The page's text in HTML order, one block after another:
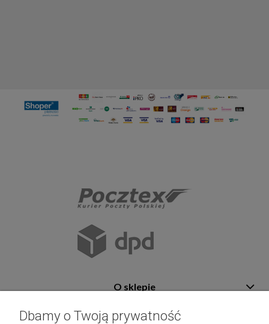
O sklepie
Dbamy o Twoją prywatność